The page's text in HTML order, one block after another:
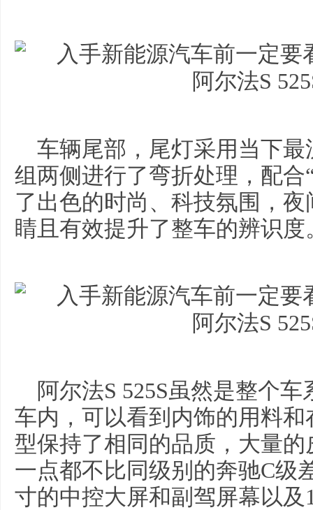
车辆尾部，尾灯采用当下
组两侧进行了弯折处理，配合
了出色的时尚、科技氛围，
睛且有效提升了整车的辨识度
阿尔法S 525S虽然是整个
车内，可以看到内饰的用料
型保持了相同的品质，大量
一点都不比同级别的奔驰C级
寸的中控大屏和副驾屏幕以